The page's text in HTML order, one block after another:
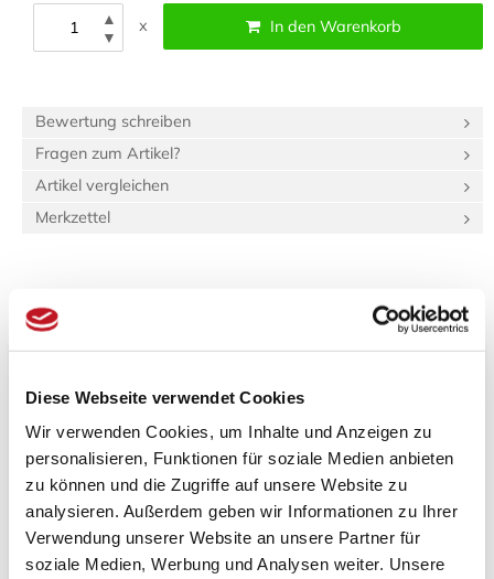
Diese Webseite verwendet Cookies
Wir verwenden Cookies, um Inhalte und Anzeigen zu
personalisieren, Funktionen für soziale Medien anbieten
zu können und die Zugriffe auf unsere Website zu
analysieren. Außerdem geben wir Informationen zu Ihrer
Verwendung unserer Website an unsere Partner für
soziale Medien, Werbung und Analysen weiter. Unsere
▲
▼
x In den Warenkorb
Bewertung schreiben
Fragen zum Artikel?
Artikel vergleichen
Merkzettel
Beschreibung
(hq:green Igusa) 80.0x200.0 Beri: 23_4"
Spezifikationen
Länge:
2 m
Gewicht:
28,8 kg
Verpackungs­volumen:
88,0 dm³